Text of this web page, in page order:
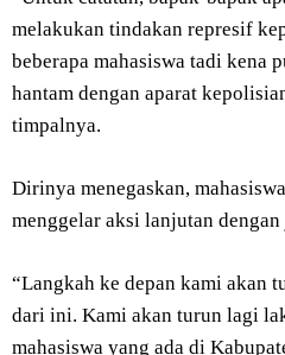
melakukan tindakan represif
beberapa mahasiswa tadi kena
hantam dengan aparat
timpalnya.
Dirinya menegaskan,
menggelar aksi lanjutan
“Langkah ke depan kami akan
dari ini. Kami akan turun lagi
mahasiswa yang ada di